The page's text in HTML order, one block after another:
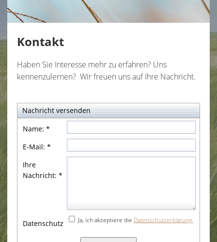
Ein paar Gedanken
Urlaub mit Hund
Kontakt
Datenschutzerklärung
Kontakt
Haben Sie Interesse mehr zu erfahren? Uns
kennenzulernen? Wir freuen uns auf Ihre Nachricht.
Nachricht versenden
Name: *
E-Mail: *
Ihre
Nachricht: *
Datenschutz Ja, ich akzeptiere die Datenschutzerklärung.